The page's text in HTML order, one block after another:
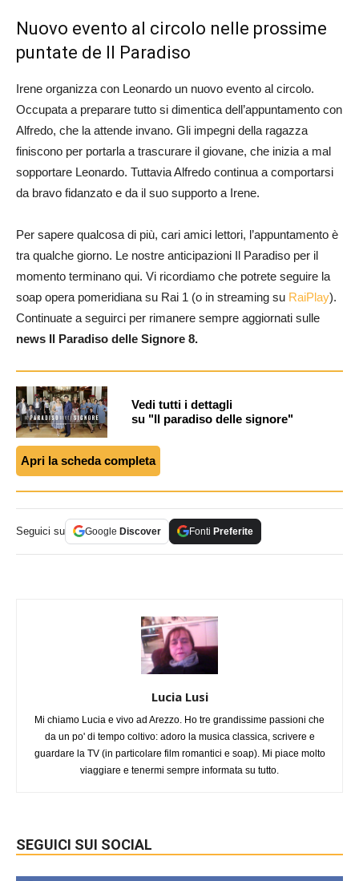
Nuovo evento al circolo nelle prossime
puntate de Il Paradiso
Irene organizza con Leonardo un nuovo evento al circolo.
Occupata a preparare tutto si dimentica dell’appuntamento con
Alfredo, che la attende invano. Gli impegni della ragazza
finiscono per portarla a trascurare il giovane, che inizia a mal
sopportare Leonardo. Tuttavia Alfredo continua a comportarsi
da bravo fidanzato e da il suo supporto a Irene.
Per sapere qualcosa di più, cari amici lettori, l’appuntamento è
tra qualche giorno. Le nostre anticipazioni Il Paradiso per il
momento terminano qui. Vi ricordiamo che potrete seguire la
soap opera pomeridiana su Rai 1 (o in streaming su RaiPlay).
Continuate a seguirci per rimanere sempre aggiornati sulle
news Il Paradiso delle Signore 8.
Vedi tutti i dettagli
su "Il paradiso delle signore"
Apri la scheda completa
Seguici su Google Discover Fonti Preferite
Lucia Lusi
Mi chiamo Lucia e vivo ad Arezzo. Ho tre grandissime passioni che
da un po' di tempo coltivo: adoro la musica classica, scrivere e
guardare la TV (in particolare film romantici e soap). Mi piace molto
viaggiare e tenermi sempre informata su tutto.
SEGUICI SUI SOCIAL